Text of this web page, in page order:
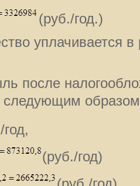
(руб./год.)
уплачивается в
после
следующим
(руб./год)